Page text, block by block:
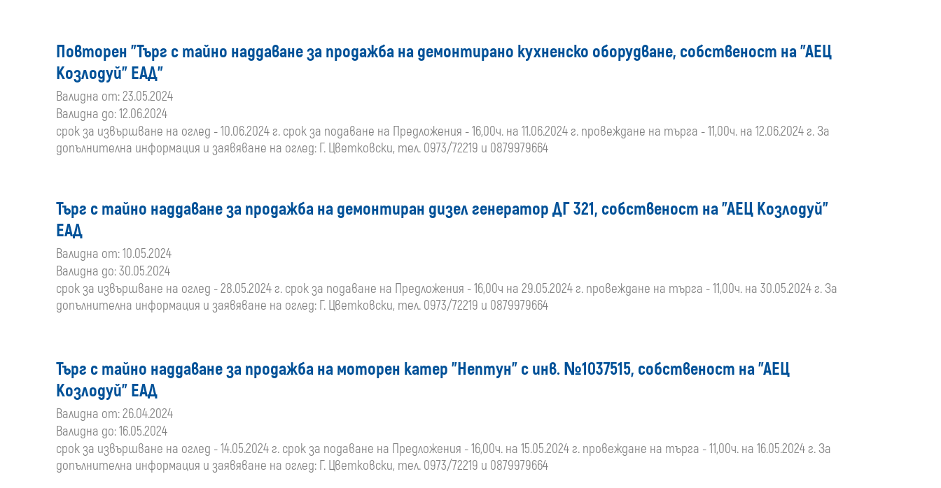
Повторен "Търг с тайно наддаване за продажба на демонтирано кухненско оборудване, собственост на "АЕЦ
Козлодуй" ЕАД"
Валидна от: 23.05.2024
Валидна до: 12.06.2024
срок за извършване на оглед - 10.06.2024 г. срок за подаване на Предложения - 16,00ч. на 11.06.2024 г. провеждане на търга - 11,00ч. на 12.06.2024 г. За
допълнителна информация и заявяване на оглед: Г. Цветковски, тел. 0973/72219 и 0879979664
Търг с тайно наддаване за продажба на демонтиран дизел генератор ДГ 321, собственост на "АЕЦ Козлодуй"
ЕАД
Валидна от: 10.05.2024
Валидна до: 30.05.2024
срок за извършване на оглед - 28.05.2024 г. срок за подаване на Предложения - 16,00ч на 29.05.2024 г. провеждане на търга - 11,00ч. на 30.05.2024 г. За
допълнителна информация и заявяване на оглед: Г. Цветковски, тел. 0973/72219 и 0879979664
Търг с тайно наддаване за продажба на моторен катер "Нептун" с инв. №1037515, собственост на "АЕЦ
Козлодуй" ЕАД
Валидна от: 26.04.2024
Валидна до: 16.05.2024
срок за извършване на оглед - 14.05.2024 г. срок за подаване на Предложения - 16,00ч. на 15.05.2024 г. провеждане на търга - 11,00ч. на 16.05.2024 г. За
допълнителна информация и заявяване на оглед: Г. Цветковски, тел. 0973/72219 и 0879979664